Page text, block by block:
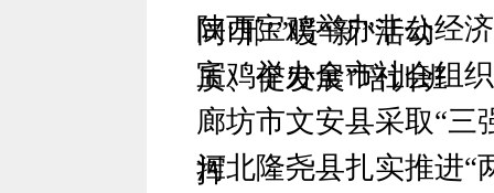
同‘邢’”暖“新”活动
陕西宝鸡举办非公经
质、促发展”培训班
宝鸡举办全市社会组
廊坊市文安县采取“三
挥
河北隆尧县扎实推进“